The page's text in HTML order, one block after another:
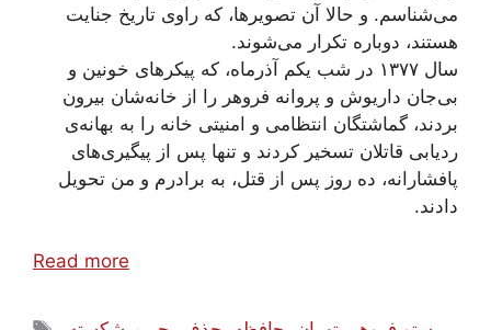
می‌شناسم. و حالا آن تصویرها، که راوی تاریخ جنایت‌‌
هستند، دوباره تکرار می‌شوند.
سال ۱۳۷۷ در شب یکم آذرماه، که پیکرهای خونین و
بی‌جان داریوش و پروانه فروهر را از خانه‌شان بیرون
بردند، گماشتگان انتظامی و امنیتی خانه را به بهانه‌ی
ردیابی قاتلان تسخیر کردند و تنها پس از پیگیری‌های
پافشارانه، ده روز پس از قتل، به برادرم و من تحویل
دادند.
Read more
Tags